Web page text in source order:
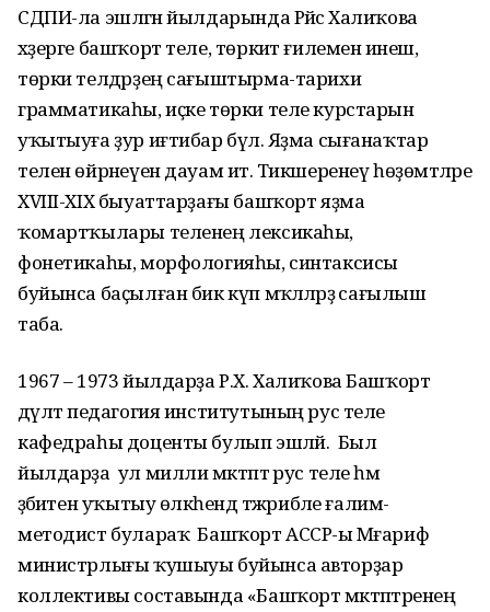
СДПИ-ла эшләгән йылдарында Рәйсә Халиҡова
хәҙерге башҡорт теле, төркиәт ғилеменә инеш,
төрки телдәрҙең сағыштырма-тарихи
грамматикаһы, иҫке төрки теле курстарын
уҡытыуға ҙур иғтибар бүлә. Яҙма сығанаҡтар
телен өйрәнеүен дауам итә. Тикшеренеү һөҙөмтәләре
XVIII-XIX быуаттарҙағы башҡорт яҙма
ҡомартҡылары теленең лексикаһы,
фонетикаһы, морфологияһы, синтаксисы
буйынса баҫылған бик күп мәҡәләләрҙә сағылыш
таба.
1967 – 1973 йылдарҙа Р.Х. Халиҡова Башҡорт
дәүләт педагогия институтының рус теле
кафедраһы доценты булып эшләй. Был
йылдарҙа ул милли мәктәптә рус теле һәм
әҙәбиәтен уҡытыу өлкәһендә тәжрибәле ғалим-
методист булараҡ Башҡорт АССР-ы Мәғариф
министрлығы ҡушыуы буйынса авторҙар
коллективы составында «Башҡорт мәктәптәренең